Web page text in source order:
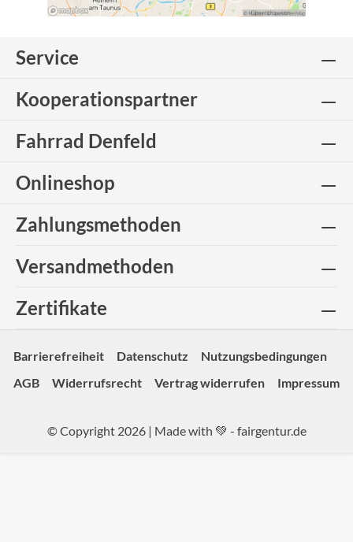
Service
Kooperationspartner
Fahrrad Denfeld
Onlineshop
Zahlungsmethoden
Versandmethoden
Zertifikate
Barrierefreiheit Datenschutz
Nutzungsbedingungen
AGB
Widerrufsrecht Vertrag widerrufen Impressum
© Copyright 2026 | Made with 💚 - fairgentur.de